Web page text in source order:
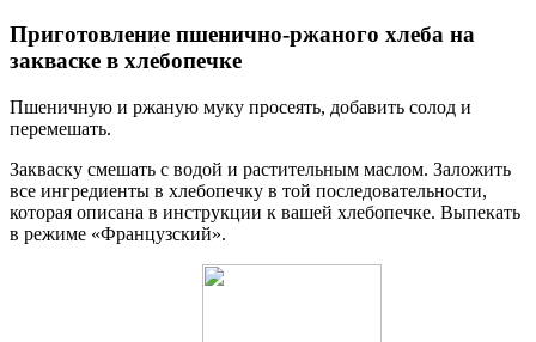
Приготовление пшенично-ржаного хлеба на
закваске в хлебопечке
Пшеничную и ржаную муку просеять, добавить солод и
перемешать.
Закваску смешать с водой и растительным маслом. Заложить
все ингредиенты в хлебопечку в той последовательности,
которая описана в инструкции к вашей хлебопечке. Выпекать
в режиме «Французский».